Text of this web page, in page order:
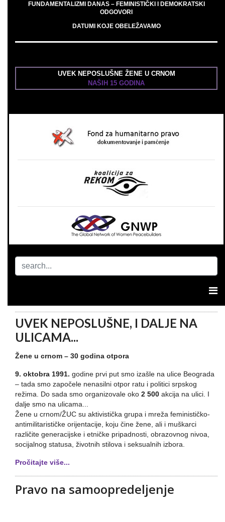
FUNDAMENTALIZMI DANAS – FEMINISTIČKI I DEMOKRATSKI
ODGOVORI
DATUMI KOJE OBELEŽAVAMO
UVEK NEPOSLUŠNE ŽENE U CRNOM
NAŠIH 15 GODINA
UVEK NEPOSLUŠNE, I DALJE NA
ULICAMA...
Žene u crnom – 30 godina otpora
9. oktobra 1991. godine prvi put smo izašle na ulice Beograda
– tada smo započele nenasilni otpor ratu i politici srpskog
režima. Do sada smo organizovale oko 2 500 akcija na ulici. I
dalje smo na ulicama...
Žene u crnom/ŽUC su aktivistička grupa i mreža feminističko-
antimilitarističke orijentacije, koju čine žene, ali i muškarci
različite generacijske i etničke pripadnosti, obrazovnog nivoa,
socijalnog statusa, životnih stilova i seksualnih izbora.
Pročitajte više...
Pravo na samoopredeljenje